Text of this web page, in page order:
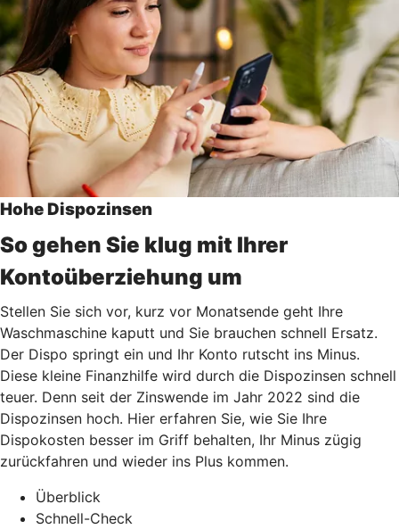
Hohe Dispozinsen
So gehen Sie klug mit Ihrer
Kontoüberziehung um
Stellen Sie sich vor, kurz vor Monatsende geht Ihre
Waschmaschine kaputt und Sie brauchen schnell Ersatz.
Der Dispo springt ein und Ihr Konto rutscht ins Minus.
Diese kleine Finanzhilfe wird durch die Dispozinsen schnell
teuer. Denn seit der Zinswende im Jahr 2022 sind die
Dispozinsen hoch. Hier erfahren Sie, wie Sie Ihre
Dispokosten besser im Griff behalten, Ihr Minus zügig
zurückfahren und wieder ins Plus kommen.
Überblick
Schnell-Check